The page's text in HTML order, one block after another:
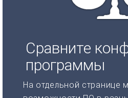
Сравните
программы
На отдельной странице